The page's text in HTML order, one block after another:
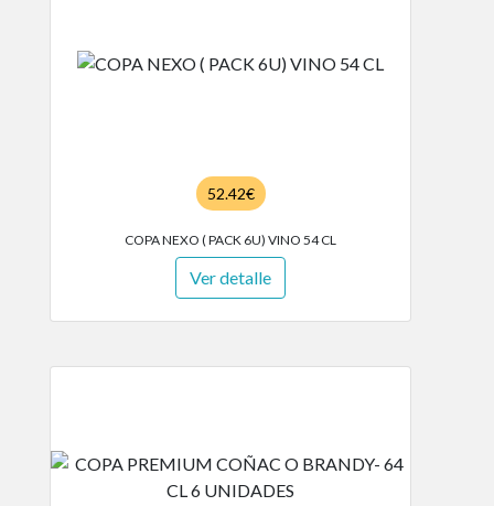
52.42€
COPA NEXO ( PACK 6U) VINO 54 CL
Ver detalle